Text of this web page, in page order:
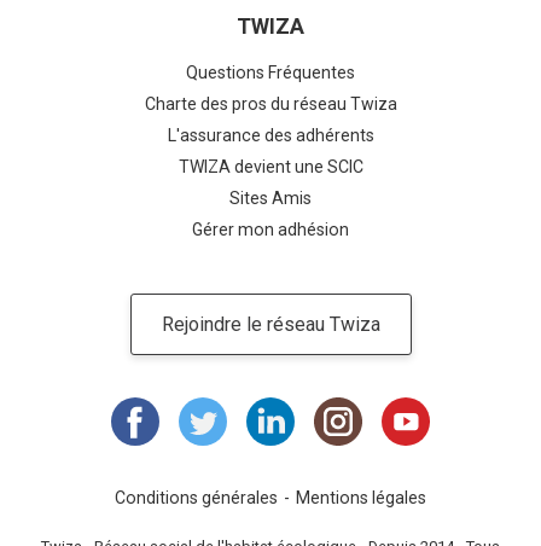
TWIZA
Questions Fréquentes
Charte des pros du réseau Twiza
L'assurance des adhérents
TWIZA devient une SCIC
Sites Amis
Gérer mon adhésion
Rejoindre le réseau Twiza
Conditions générales Mentions légales